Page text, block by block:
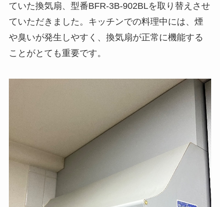
ていた換気扇、型番BFR-3B-902BLを取り替えさせ
ていただきました。キッチンでの料理中には、煙
や臭いが発生しやすく、換気扇が正常に機能する
ことがとても重要です。